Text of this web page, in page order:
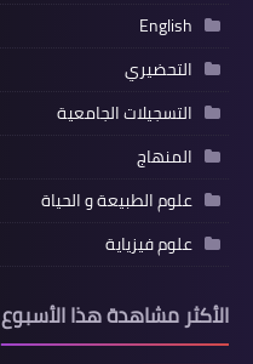
English
التحضيري
التسجيلات الجامعية
المنهاج
علوم الطبيعة و الحياة
علوم فيزياية
الأكثر مشاهدة هذا الأسبوع